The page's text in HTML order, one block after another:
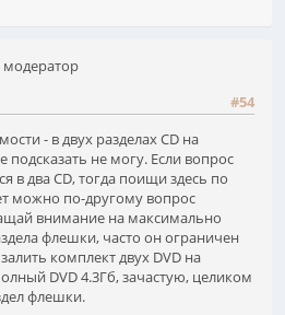
#54
- в двух разделах CD на
подсказать не могу. Если вопрос
в два CD, тогда поищи здесь по
можно по-другому вопрос
внимание на максимально
флешки, часто он ограничен
комплект двух DVD на
DVD 4.3Гб, зачастую, целиком
флешки.